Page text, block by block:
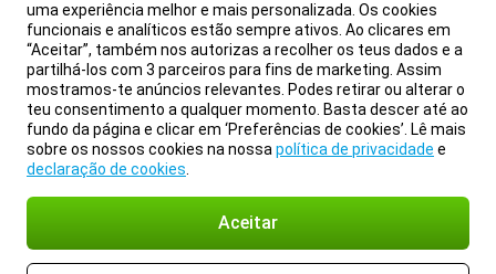
uma experiência melhor e mais personalizada. Os cookies
funcionais e analíticos estão sempre ativos. Ao clicares em
“Aceitar”, também nos autorizas a recolher os teus dados e a
partilhá-los com 3 parceiros para fins de marketing. Assim
mostramos-te anúncios relevantes. Podes retirar ou alterar o
teu consentimento a qualquer momento. Basta descer até ao
fundo da página e clicar em ‘Preferências de cookies’. Lê mais
sobre os nossos cookies na nossa política de privacidade e
declaração de cookies
Aceitar